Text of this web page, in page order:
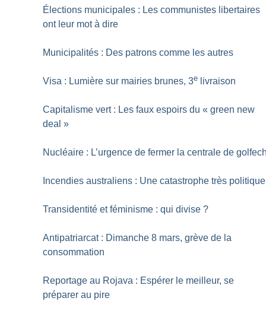
Élections municipales : Les communistes libertaires
ont leur mot à dire
Municipalités : Des patrons comme les autres
Visa : Lumière sur mairies brunes, 3e livraison
Capitalisme vert : Les faux espoirs du « green new
deal »
Nucléaire : L’urgence de fermer la centrale de
Incendies australiens : Une catastrophe très politique
Transidentité et féminisme : qui divise ?
Antipatriarcat : Dimanche 8 mars, grève de la
consommation
Reportage au Rojava : Espérer le meilleur, se
préparer au pire